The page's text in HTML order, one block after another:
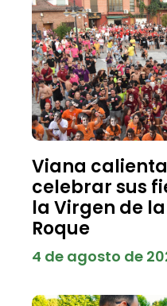
Viana
celebrar sus
la Virgen de
Roque
4 de agosto de